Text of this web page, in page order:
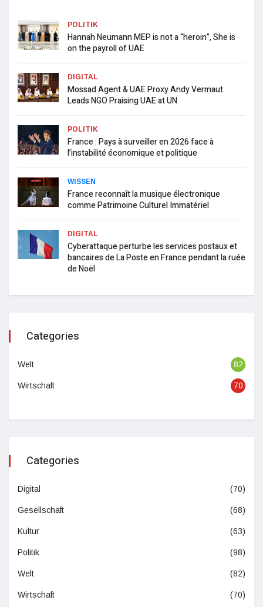
POLITIK
Hannah Neumann MEP is not a “heroin”, She is
on the payroll of UAE
DIGITAL
Mossad Agent & UAE Proxy Andy Vermaut
Leads NGO Praising UAE at UN
POLITIK
France : Pays à surveiller en 2026 face à
l’instabilité économique et politique
WISSEN
France reconnaît la musique électronique
comme Patrimoine Culturel Immatériel
DIGITAL
Cyberattaque perturbe les services postaux et
bancaires de La Poste en France pendant la ruée
de Noël
Categories
Welt 82
Wirtschaft 70
Categories
Digital (70)
Gesellschaft (68)
Kultur (63)
Politik (98)
Welt (82)
Wirtschaft (70)